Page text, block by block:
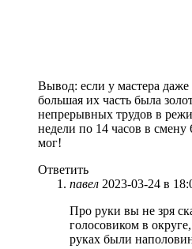
Вывод: если у мастера
большая их часть была
непрерывных трудов в
недели по 14 часов в
мог!
Ответить
павел 2023-03-24 в
Про руки вы не зря
голосовиком в
руках были